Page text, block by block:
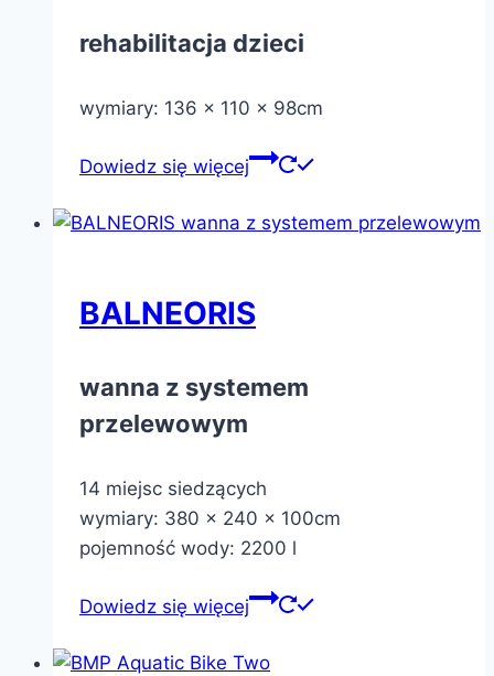
rehabilitacja dzieci
wymiary: 136 x 110 x 98cm
Dowiedz się więcej
BALNEORIS
wanna z systemem
przelewowym
14 miejsc siedzących
wymiary: 380 x 240 x 100cm
pojemność wody: 2200 l
Dowiedz się więcej